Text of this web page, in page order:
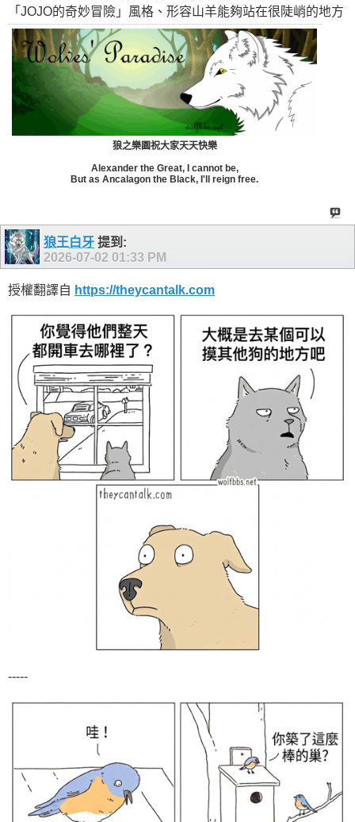
「JOJO的奇妙冒險」風格、形容山羊能夠站在很陡峭的地方
狼之樂園祝大家天天快樂
Alexander the Great, I cannot be,
But as Ancalagon the Black, I'll reign free.
狼王白牙 提到:
2026-07-02 01:33 PM
授權翻譯自 https://theycantalk.com
-----